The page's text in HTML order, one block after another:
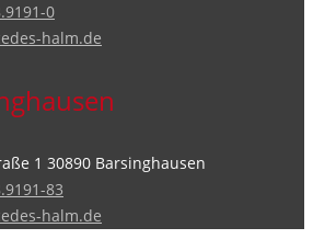
0
halm.de
1 30890 Barsinghausen
83
halm.de